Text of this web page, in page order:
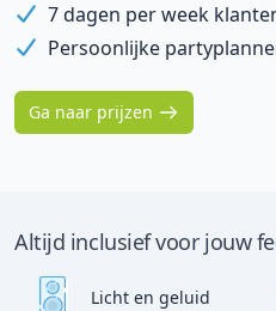
7 dagen per week
Persoonlijke
Ga naar prijzen
Altijd inclusief voor jouw
Licht en geluid